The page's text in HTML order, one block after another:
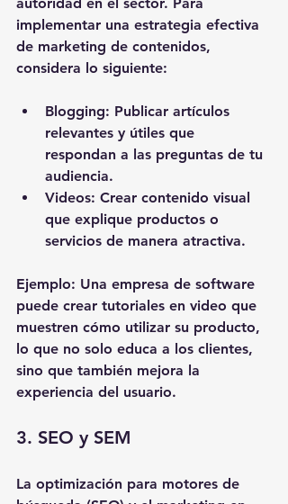
implementar una estrategia efectiva
de marketing de contenidos,
considera lo siguiente:
Blogging: Publicar artículos
relevantes y útiles que
respondan a las preguntas de tu
audiencia.
Videos: Crear contenido visual
que explique productos o
servicios de manera atractiva.
Ejemplo: Una empresa de software
puede crear tutoriales en video que
muestren cómo utilizar su producto,
lo que no solo educa a los clientes,
sino que también mejora la
experiencia del usuario.
3. SEO y SEM
La optimización para motores de